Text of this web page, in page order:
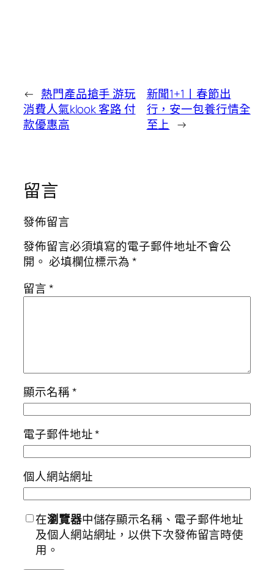
← 熱門產品搶手 游玩
消費人氣klook 客路 付
款優惠高
新聞1+1丨春節出
行，安一包養行情全
至上 →
留言
發佈留言
發佈留言必須填寫的電子郵件地址不會公
開。 必填欄位標示為*
留言*
顯示名稱*
電子郵件地址*
個人網站網址
在瀏覽器中儲存顯示名稱、電子郵件地址
及個人網站網址，以供下次發佈留言時使
用。